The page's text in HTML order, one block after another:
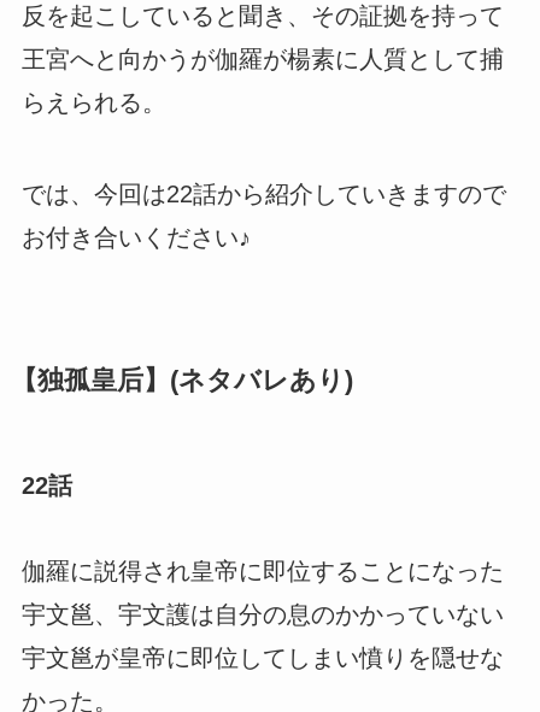
反を起こしていると聞き、その証拠を持って
王宮へと向かうが伽羅が楊素に人質として捕
らえられる。
では、今回は22話から紹介していきますので
お付き合いください♪
【独孤皇后】(ネタバレあり)
22話
伽羅に説得され皇帝に即位することになった
宇文邕、宇文護は自分の息のかかっていない
宇文邕が皇帝に即位してしまい憤りを隠せな
かった。